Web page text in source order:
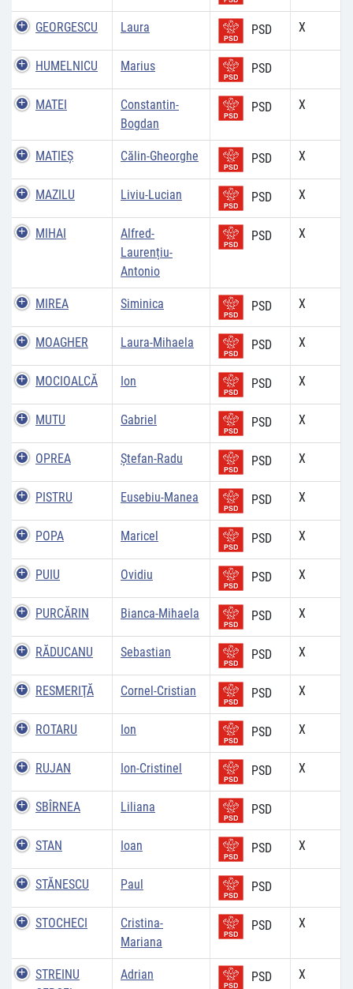
GEORGESCU Laura PSD X
HUMELNICU Marius PSD
MATEI
Constantin-
Bogdan
PSD X
MATIEŞ Călin-Gheorghe PSD X
MAZILU Liviu-Lucian PSD X
MIHAI
Alfred-
Laurențiu-
Antonio
PSD X
MIREA Siminica PSD X
MOAGHER Laura-Mihaela PSD X
MOCIOALCĂ Ion PSD X
MUTU Gabriel PSD X
OPREA Ştefan-Radu PSD X
PISTRU Eusebiu-Manea PSD X
POPA Maricel PSD X
PUIU Ovidiu PSD X
PURCĂRIN Bianca-Mihaela PSD X
RĂDUCANU Sebastian PSD X
RESMERIŢĂ Cornel-Cristian PSD X
ROTARU Ion PSD X
RUJAN Ion-Cristinel PSD X
SBÎRNEA Liliana PSD
STAN Ioan PSD X
STĂNESCU Paul PSD
STOCHECI
Cristina-
Mariana
PSD X
STREINU
Adrian PSD X